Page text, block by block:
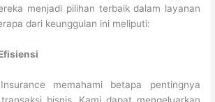
menjadi pilihan terbaik dalam layanan
dari keunggulan ini meliputi:
memahami betapa pentingnya
bisnis. Kami dapat mengeluarkan